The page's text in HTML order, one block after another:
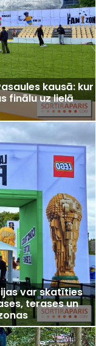
kausā: kur
finālu uz lielā
var skatīties
terases un